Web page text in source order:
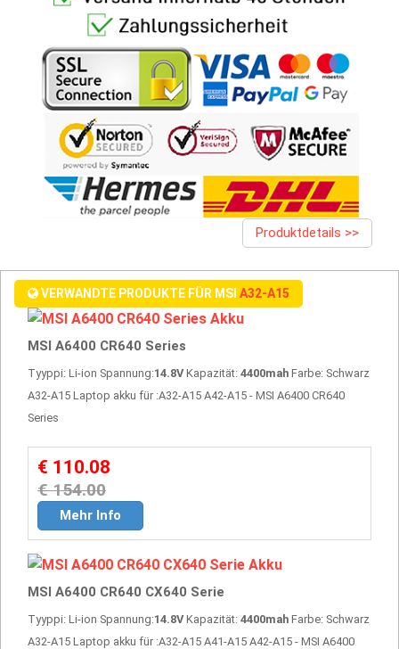
Produktdetails >>
VERWANDTE PRODUKTE FÜR MSI A32-A15
MSI A6400 CR640 Series
Tyyppi: Li-ion Spannung:14.8V Kapazität: 4400mah Farbe: Schwarz
A32-A15 Laptop akku für :A32-A15 A42-A15 - MSI A6400 CR640
Series
€ 110.08
€ 154.00
Mehr Info
MSI A6400 CR640 CX640 Serie
Tyyppi: Li-ion Spannung:14.8V Kapazität: 4400mah Farbe: Schwarz
A32-A15 Laptop akku für :A32-A15 A41-A15 A42-A15 - MSI A6400